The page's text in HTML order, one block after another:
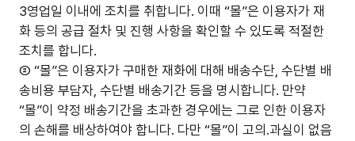
3영업일 이내에 조치를 취합니다. 이때 “몰”은 이용자가 재
화 등의 공급 절차 및 진행 사항을 확인할 수 있도록 적절한
조치를 합니다.
② “몰”은 이용자가 구매한 재화에 대해 배송수단, 수단별 배
송비용 부담자, 수단별 배송기간 등을 명시합니다. 만약
“몰”이 약정 배송기간을 초과한 경우에는 그로 인한 이용자
의 손해를 배상하여야 합니다. 다만 “몰”이 고의.과실이 없음